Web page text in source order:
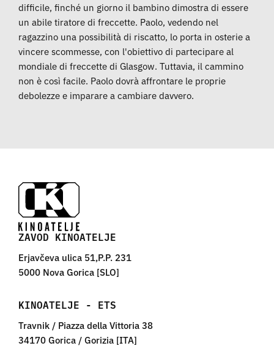
difficile, finché un giorno il bambino dimostra di essere
un abile tiratore di freccette. Paolo, vedendo nel
ragazzino una possibilità di riscatto, lo porta in osterie a
vincere scommesse, con l'obiettivo di partecipare al
mondiale di freccette di Glasgow. Tuttavia, il cammino
non è così facile. Paolo dovrà affrontare le proprie
debolezze e imparare a cambiare davvero.
ZAVOD KINOATELJE
Erjavčeva ulica 51,P.P. 231
5000 Nova Gorica [SLO]
KINOATELJE - ETS
Travnik / Piazza della Vittoria 38
34170 Gorica / Gorizia [ITA]